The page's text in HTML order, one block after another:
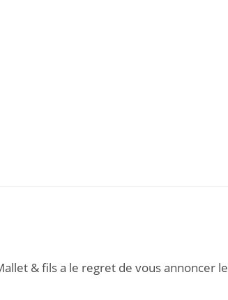
& fils a le regret de vous annoncer le